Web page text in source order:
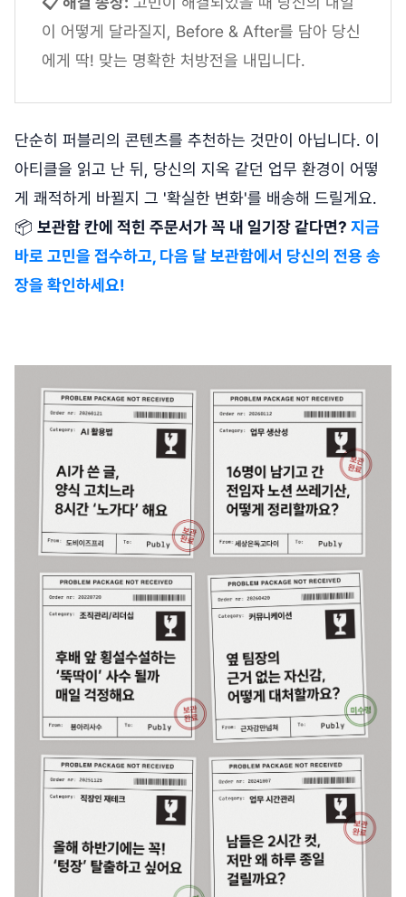
이 어떻게 달라질지, Before & After를 담아 당신
에게 딱! 맞는 명확한 처방전을 내밉니다.
단순히 퍼블리의 콘텐츠를 추천하는 것만이 아닙니다. 이
아티클을 읽고 난 뒤, 당신의 지옥 같던 업무 환경이 어떻
게 쾌적하게 바뀔지 그 '확실한 변화'를 배송해 드릴게요.
📦 보관함 칸에 적힌 주문서가 꼭 내 일기장 같다면? 지금
바로 고민을 접수하고, 다음 달 보관함에서 당신의 전용 송
장을 확인하세요!